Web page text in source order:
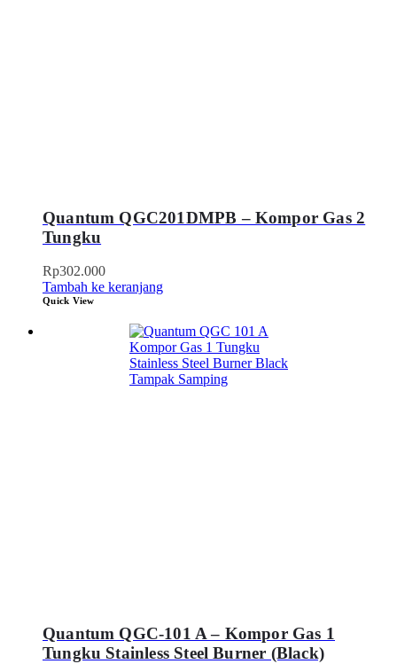
Quantum QGC201DMPB – Kompor Gas 2
Tungku
Rp302.000
Tambah ke keranjang
Quick View
Quantum QGC-101 A – Kompor Gas 1
Tungku Stainless Steel Burner (Black)